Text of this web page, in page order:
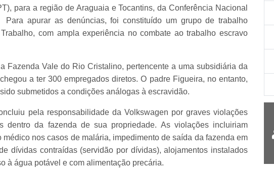
para a região de Araguaia e Tocantins, da Conferência Nacional
apurar as denúncias, foi constituído um grupo de trabalho
com ampla experiência no combate ao trabalho escravo
Fazenda Vale do Rio Cristalino, pertencente a uma subsidiária da
a ter 300 empregados diretos. O padre Figueira, no entanto,
submetidos a condições análogas à escravidão.
pela responsabilidade da Volkswagen por graves violações
dentro da fazenda de sua propriedade. As violações incluiriam
médico nos casos de malária, impedimento de saída da fazenda em
dívidas contraídas (servidão por dívidas), alojamentos instalados
à água potável e com alimentação precária.